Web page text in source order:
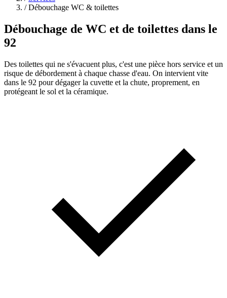
/ Débouchage WC & toilettes
Débouchage de WC et de toilettes dans le
92
Des toilettes qui ne s'évacuent plus, c'est une pièce hors service et un
risque de débordement à chaque chasse d'eau. On intervient vite
dans le 92 pour dégager la cuvette et la chute, proprement, en
protégeant le sol et la céramique.